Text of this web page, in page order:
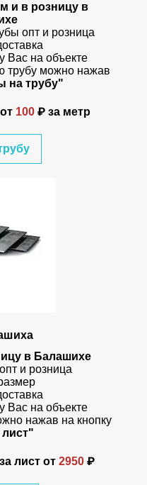
и в розницу в
опт и розница
Вас на объекте
трубу можно нажав
на трубу"
100 ₽ за метр
в Балашихе
и розница
Вас на объекте
нажав на кнопку
лист от 2950 ₽